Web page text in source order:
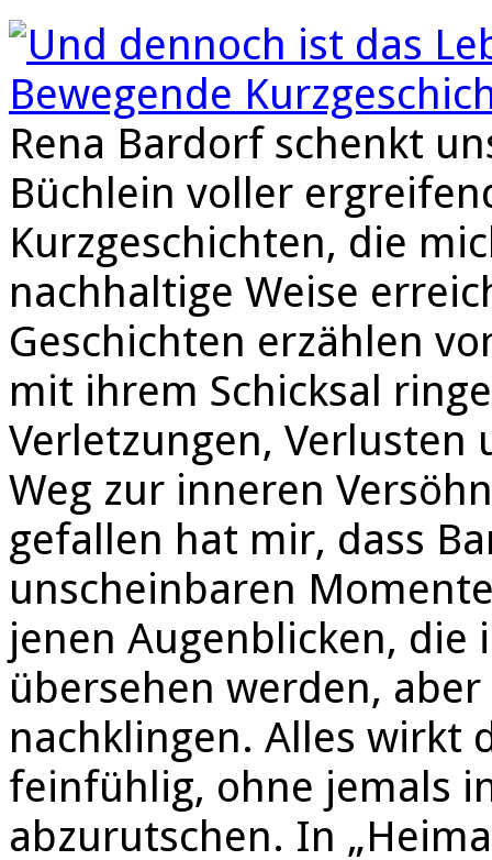
Rena Bardorf schenkt
Büchlein voller
Kurzgeschichten, die
nachhaltige Weise
Geschichten erzählen
mit ihrem Schicksal
Verletzungen, Verlusten
Weg zur inneren
gefallen hat mir, dass
unscheinbaren
jenen Augenblicken, die
übersehen werden,
nachklingen. Alles wirkt
feinfühlig, ohne jemals
abzurutschen. In